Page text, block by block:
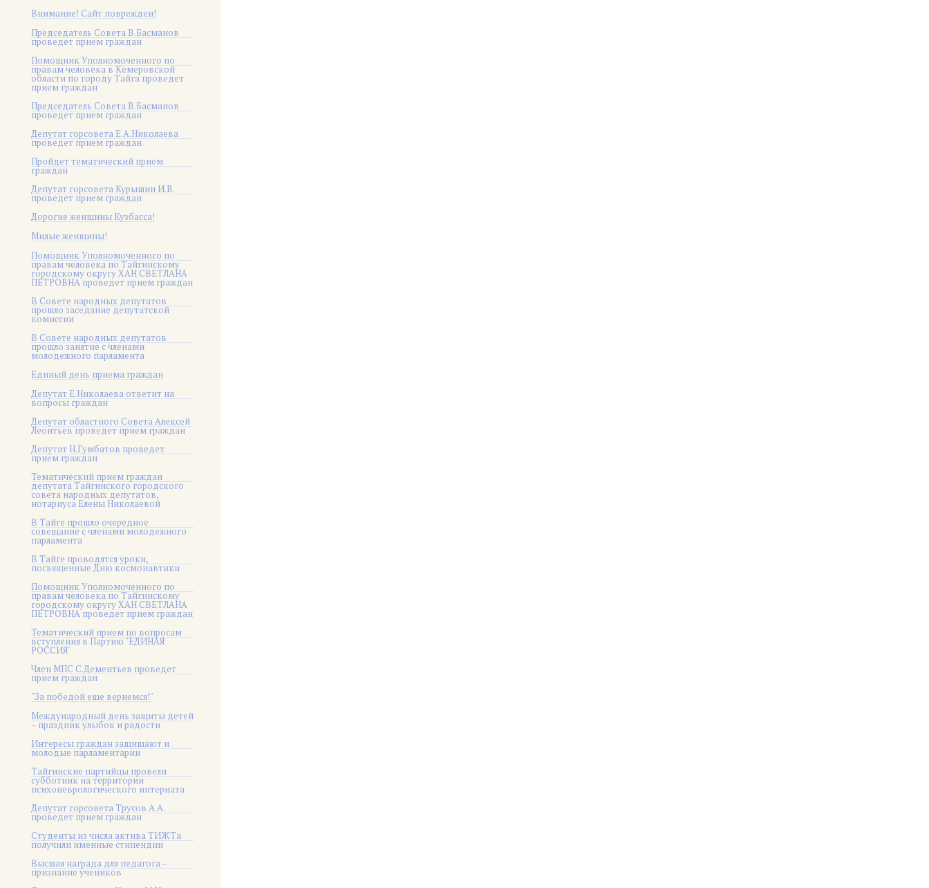
Внимание! Сайт поврежден!
Председатель Совета В.Басманов
проведет прием граждан
Помощник Уполномоченного по
правам человека в Кемеровской
области по городу Тайга проведет
прием граждан
Председатель Совета В.Басманов
проведет прием граждан
Депутат горсовета Е.А.Николаева
проведет прием граждан
Пройдет тематический прием
граждан
Депутат горсовета Курышин И.В.
проведет прием граждан
Дорогие женщины Кузбасса!
Милые женщины!
Помощник Уполномоченного по
правам человека по Тайгинскому
городскому округу ХАН СВЕТЛАНА
ПЕТРОВНА проведет прием граждан
В Совете народных депутатов
прошло заседание депутатской
комиссии
В Совете народных депутатов
прошло занятие с членами
молодежного парламента
Единый день приема граждан
Депутат Е.Николаева ответит на
вопросы граждан
Депутат областного Совета Алексей
Леонтьев проведет прием граждан
Депутат Н.Гумбатов проведет
прием граждан
Тематический прием граждан
депутата Тайгинского городского
совета народных депутатов,
нотариуса Елены Николаевой
В Тайге прошло очередное
совещание с членами молодежного
парламента
В Тайге проводятся уроки,
посвященные Дню космонавтики
Помощник Уполномоченного по
правам человека по Тайгинскому
городскому округу ХАН СВЕТЛАНА
ПЕТРОВНА проведет прием граждан
Тематический прием по вопросам
вступления в Партию "ЕДИНАЯ
РОССИЯ"
Член МПС С.Дементьев проведет
прием граждан
"За победой еще вернемся!"
Международный день защиты детей
– праздник улыбок и радости
Интересы граждан защищают и
молодые парламентарии
Тайгинские партийцы провели
субботник на территории
психоневрологического интерната
Депутат горсовета Трусов А.А.
проведет прием граждан
Студенты из числа актива ТИЖТа
получили именные стипендии
Высшая награда для педагога –
признание учеников